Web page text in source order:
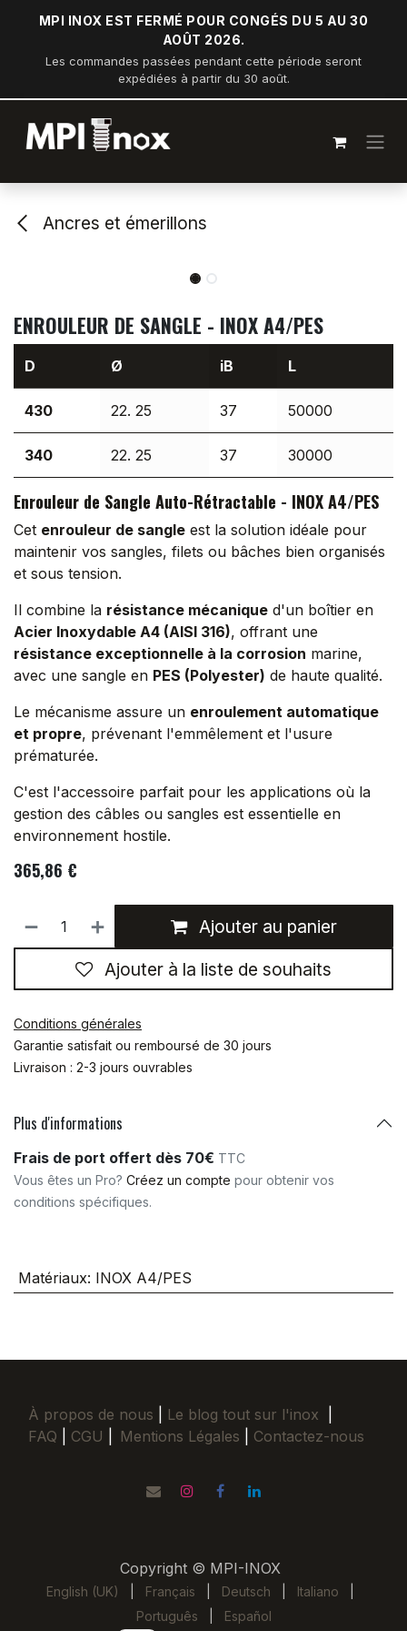
Se rendre au contenu
MPI INOX EST FERMÉ POUR CONGÉS DU 5 AU 30
AOÛT 2026.
Les commandes passées pendant cette période seront
expédiées à partir du 30 août.
Ancres et émerillons
ENROULEUR DE SANGLE - INOX A4/PES
D Ø iB L
430 22. 25 37 50000
340 22. 25 37 30000
Enrouleur de Sangle Auto-Rétractable - INOX A4/PES
Cet enrouleur de sangle est la solution idéale pour
maintenir vos sangles, filets ou bâches bien organisés
et sous tension.
Il combine la résistance mécanique d'un boîtier en
Acier Inoxydable A4 (AISI 316), offrant une
résistance exceptionnelle à la corrosion marine,
avec une sangle en PES (Polyester) de haute qualité.
Le mécanisme assure un enroulement automatique
et propre, prévenant l'emmêlement et l'usure
prématurée.
C'est l'accessoire parfait pour les applications où la
gestion des câbles ou sangles est essentielle en
environnement hostile.
365,86 €
Ajouter au panier
Ajouter à la liste de souhaits
Conditions générales
Garantie satisfait ou remboursé de 30 jours
Livraison : 2-3 jours ouvrables
Plus d'informations
Frais de port offert dès 70€ TTC
Vous êtes un Pro? Créez un compte pour obtenir vos
conditions spécifiques.
Matériaux: INOX A4/PES
À propos de nous Le blog tout sur l'inox
FAQ
CGU Mentions Légales Contactez-nous
Copyright © MPI-INOX
English (UK) Français Deutsch Italiano
Português
Español